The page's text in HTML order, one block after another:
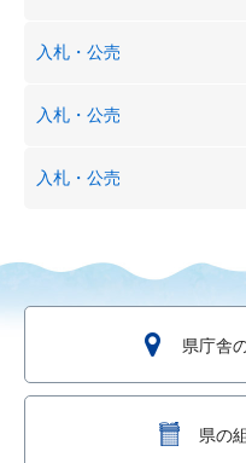
入札・公売
入札・公売
入札・公売
県庁舎
県の